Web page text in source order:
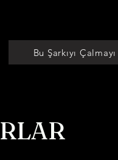
Bu Şarkıyı